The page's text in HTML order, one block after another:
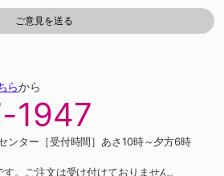
らから
1947
ンター［受付時間］あさ10時～夕方6時
。ご注文は受け付けておりません。